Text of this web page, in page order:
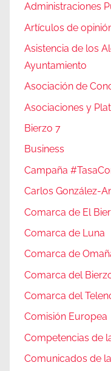
Administraciones
Artículos de
Asistencia de los
Ayuntamiento
Asociación de
Asociaciones y
Bierzo 7
Business
Campaña
Carlos González-
Comarca de El
Comarca de Luna
Comarca de
Comarca del
Comarca del
Comisión Europea
Competencias de
Comunicados de